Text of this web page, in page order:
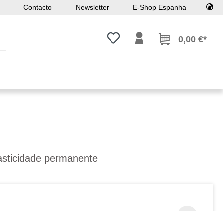
Contacto Newsletter E-Shop Espanha
Tem 0 itens da lista de desejos
0,00 €*
permanente